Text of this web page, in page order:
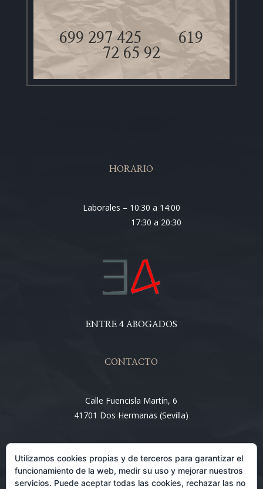
699 297 425619
72 65 92
HORARIO
Laborales – 10:30 a 14:00
17:30 a 20:30
ENTRE 4 ABOGADOS
CONTACTO
Calle Fuencisla Martín, 6
41701 Dos Hermanas (Sevilla)
Email:
info@entre4abogados.com
Utilizamos cookies propias y de terceros para garantizar el
funcionamiento de la web, medir su uso y mejorar nuestros
servicios. Puede aceptar todas las cookies, rechazar las no